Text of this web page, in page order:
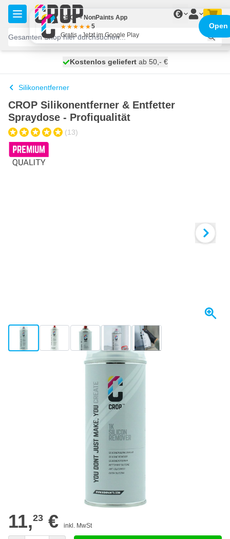
Zum Inhalt springen
€
heute versendet
Kostenlos geliefertab 50,- €
100 Tage
Silikonentferner
CROP Silikonentferner & Entfetter
Spraydose - Profiqualität
(13)
View larger imageView larger imageView larger imageView larger imageView larger image
+3
SPAREN SIE 4%
11,23 € inkl. MwSt
CROP - NonPaints App
5
Gratis - Jetzt im Google Play
Open